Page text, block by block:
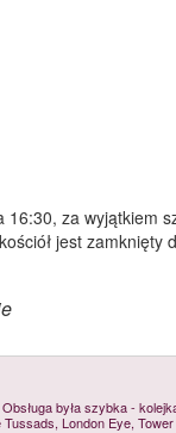
za wyjątkiem
jest zamknięty
była szybka -
London Eye,